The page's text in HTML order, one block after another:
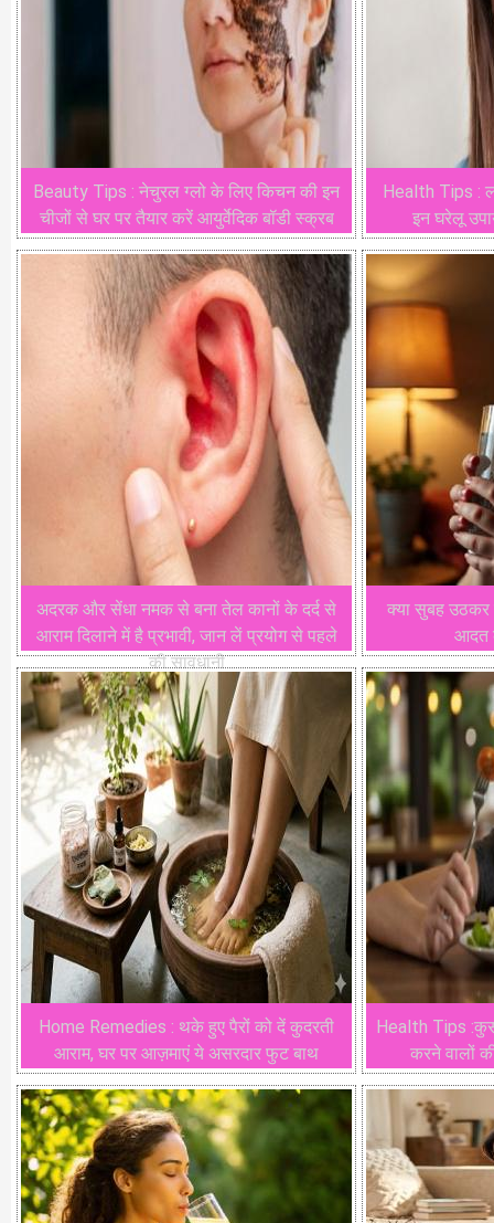
Beauty Tips : नेचुरल ग्लो के लिए किचन की इन
चीजों से घर पर तैयार करें आयुर्वेदिक बॉडी स्क्रब
Health Tips :
इन घरेलू
अदरक और सेंधा नमक से बना तेल कानों के दर्द से
आराम दिलाने में है प्रभावी, जान लें प्रयोग से पहले
की सावधानी
क्या सुबह उठकर
आदत
Home Remedies : थके हुए पैरों को दें कुदरती
आराम, घर पर आज़माएं ये असरदार फुट बाथ
Health Tips
करने वालों